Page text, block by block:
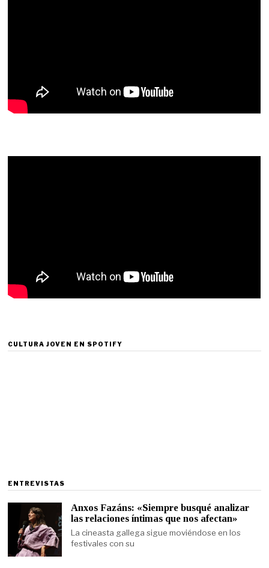
CULTURA JOVEN EN SPOTIFY
ENTREVISTAS
Anxos Fazáns: «Siempre busqué analizar
las relaciones íntimas que nos afectan»
La cineasta gallega sigue moviéndose en los
festivales con su